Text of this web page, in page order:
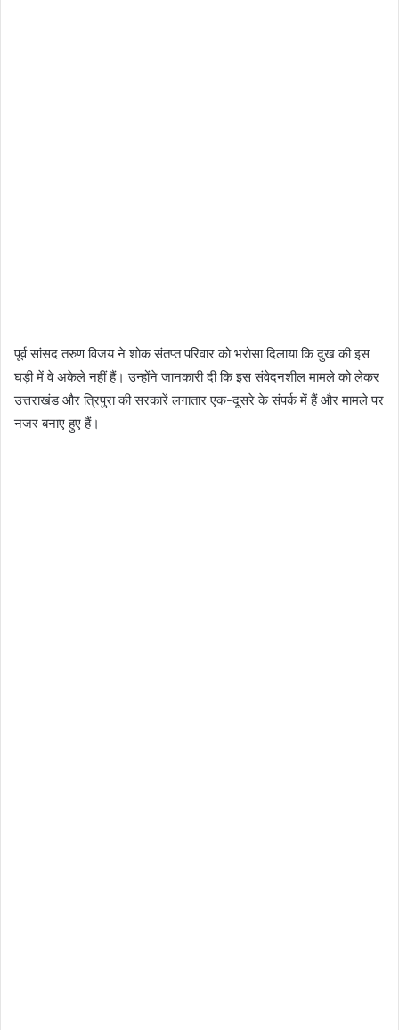
पूर्व सांसद तरुण विजय ने शोक संतप्त परिवार को भरोसा दिलाया कि दुख की इस
घड़ी में वे अकेले नहीं हैं। उन्होंने जानकारी दी कि इस संवेदनशील मामले को लेकर
उत्तराखंड और त्रिपुरा की सरकारें लगातार एक-दूसरे के संपर्क में हैं और मामले पर
नजर बनाए हुए हैं।